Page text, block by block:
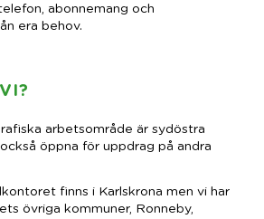
abonnemang och
era behov.
arbetsområde är sydöstra
öppna för uppdrag på andra
finns i Karlskrona men vi har
övriga kommuner, Ronneby,